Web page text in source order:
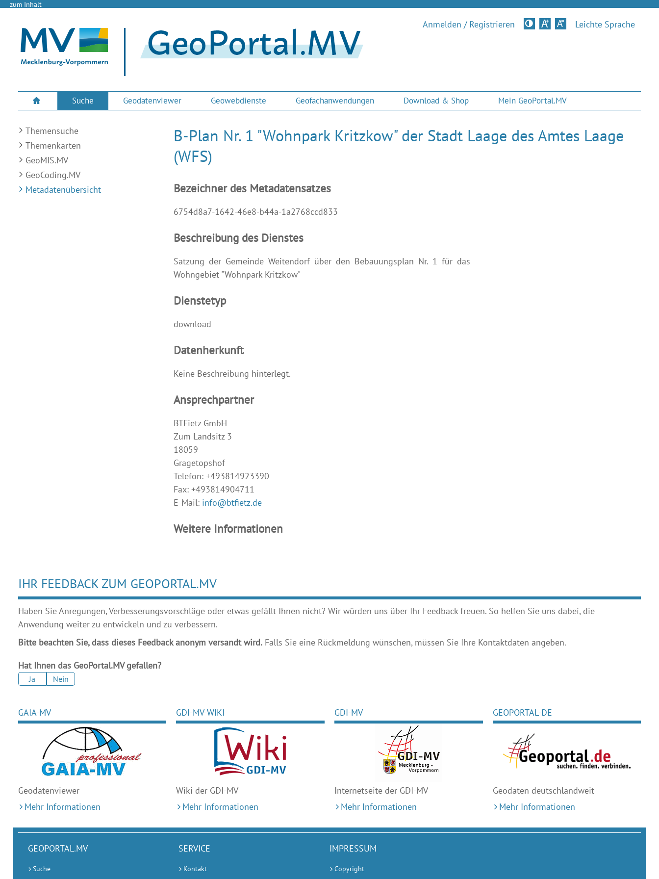
zum Inhalt
Anmelden / Registrieren KontrastversionLeichte Sprache
Suche Geodatenviewer Geowebdienste Geofachanwendungen Download & Shop Mein GeoPortal.MV
Themensuche
Themenkarten
GeoMIS.MV
GeoCoding.MV
Metadatenübersicht
B-Plan Nr. 1 "Wohnpark Kritzkow" der Stadt Laage des Amtes Laage
(WFS)
Bezeichner des Metadatensatzes
6754d8a7-1642-46e8-b44a-1a2768ccd833
Beschreibung des Dienstes
Satzung der Gemeinde Weitendorf über den Bebauungsplan Nr. 1 für das
Wohngebiet "Wohnpark Kritzkow"
Dienstetyp
download
Datenherkunft
Keine Beschreibung hinterlegt.
Ansprechpartner
BTFietz GmbH
Zum Landsitz 3
18059
Gragetopshof
Telefon: +493814923390
Fax: +493814904711
E-Mail: info@btfietz.de
Weitere Informationen
IHR FEEDBACK ZUM GEOPORTAL.MV
Haben Sie Anregungen, Verbesserungsvorschläge oder etwas gefällt Ihnen nicht? Wir würden uns über Ihr Feedback freuen. So helfen Sie uns dabei, die
Anwendung weiter zu entwickeln und zu verbessern.
Bitte beachten Sie, dass dieses Feedback anonym versandt wird.Falls Sie eine Rückmeldung wünschen, müssen Sie Ihre Kontaktdaten angeben.
Hat Ihnen das GeoPortal.MV gefallen?
Ja Nein
GAIA-MV
Geodatenviewer
Mehr Informationen
GDI-MV-WIKI
Wiki der GDI-MV
Mehr Informationen
GDI-MV
Internetseite der GDI-MV
Mehr Informationen
GEOPORTAL-DE
Geodaten deutschlandweit
Mehr Informationen
GEOPORTAL.MV
Suche
SERVICE
Kontakt
IMPRESSUM
Copyright